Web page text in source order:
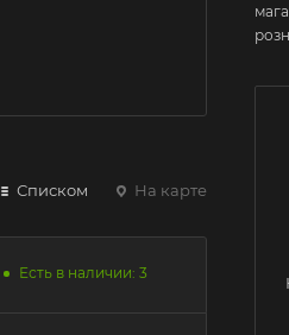
Списком На карте
Есть в наличии: 3